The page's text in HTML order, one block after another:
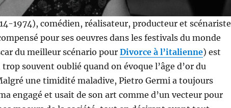
1974), comédien, réalisateur, producteur et scénariste
pour ses oeuvres dans les festivals du monde
du meilleur scénario pourDivorce à l’italienne) est
souvent oublié quand on évoque l’âge d’or du
une timidité maladive, Pietro Germi a toujours
engagé et usait de son art comme d’un vecteur pour